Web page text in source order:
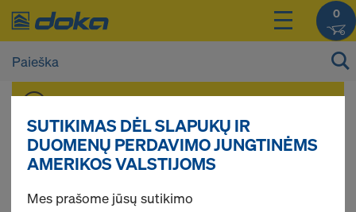
0
prisijungimo.
Klojinio skylių
SUTIKIMAS DĖL SLAPUKŲ IR
DUOMENŲ PERDAVIMO JUNGTINĖMS
AMERIKOS VALSTIJOMS
Mes prašome jūsų sutikimo